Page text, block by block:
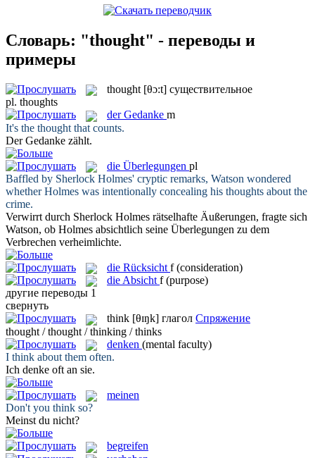
Словарь: "thought" - переводы и
примеры
thought [θɔ:t] существительное
pl. thoughts
derGedanke m
It's the thought that counts.
DerGedanke zählt.
die Überlegungen pl
Baffled by Sherlock Holmes' cryptic remarks, Watson wondered
whether Holmes was intentionally concealing his thoughts about the
crime.
Verwirrt durch Sherlock Holmes rätselhafte Äußerungen, fragte sich
Watson, ob Holmes absichtlich seine Überlegungen zu dem
Verbrechen verheimlichte.
die Rücksicht f (consideration)
die Absicht f (purpose)
другие переводы 1
свернуть
think [θɪŋk] глагол Спряжение
thought / thought / thinking / thinks
denken (mental faculty)
I think about them often.
Ich denke oft an sie.
meinen
Don't you think so?
Meinstdu nicht?
begreifen